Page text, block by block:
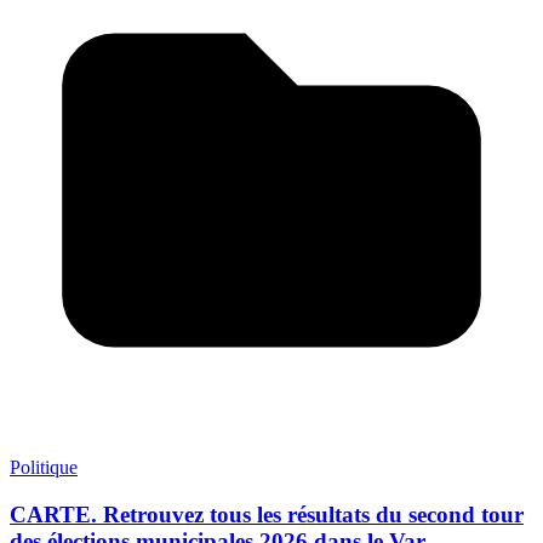
Politique
CARTE. Retrouvez tous les résultats du second tour